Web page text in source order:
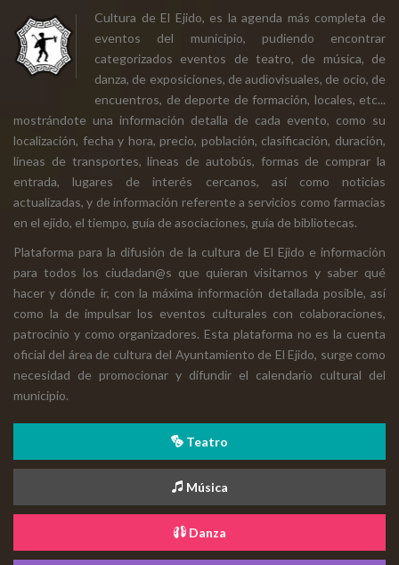
Cultura de El Ejido, es la agenda más completa de
eventos del municipio, pudiendo encontrar
categorizados eventos de teatro, de música, de
danza, de exposiciones, de audiovisuales, de ocio, de
encuentros, de deporte de formación, locales, etc...
mostrándote una información detalla de cada evento, como su
localización, fecha y hora, precio, población, clasificación, duración,
líneas de transportes, líneas de autobús, formas de comprar la
entrada, lugares de interés cercanos, así como noticias
actualizadas, y de información referente a servicios como farmacias
en el ejido, el tiempo, guía de asociaciones, guía de bibliotecas.
Plataforma para la difusión de la cultura de El Ejido e información
para todos los ciudadan@s que quieran visitarnos y saber qué
hacer y dónde ir, con la máxima información detallada posible, así
como la de impulsar los eventos culturales con colaboraciones,
patrocinio y como organizadores. Esta plataforma no es la cuenta
oficial del área de cultura del Ayuntamiento de El Ejido, surge como
necesidad de promocionar y difundir el calendario cultural del
municipio.
Teatro
Música
Danza